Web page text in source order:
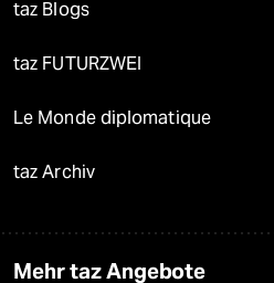
taz Blogs
taz FUTURZWEI
Le Monde diplomatique
taz Archiv
Mehr taz Angebote